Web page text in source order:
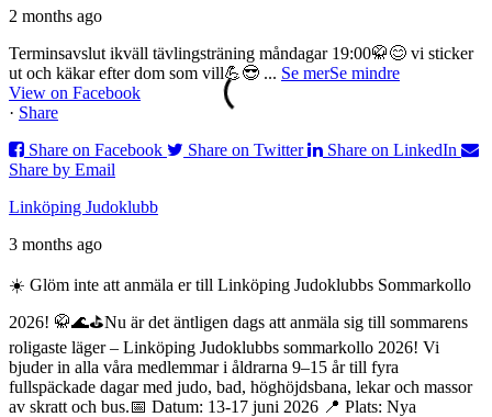
2 months ago
Terminsavslut ikväll tävlingsträning måndagar 19:00🥋😊 vi sticker
ut och käkar efter dom som vill💪😎 ... Se merSe mindre
View on Facebook
· Share
Share on Facebook
Share on Twitter
Share on LinkedIn
Share by Email
Linköping Judoklubb
3 months ago
☀️ Glöm inte att anmäla er till Linköping Judoklubbs Sommarkollo
2026! 🥋🌊⛳️Nu är det äntligen dags att anmäla sig till sommarens
roligaste läger – Linköping Judoklubbs sommarkollo 2026! Vi
bjuder in alla våra medlemmar i åldrarna 9–15 år till fyra
fullspäckade dagar med judo, bad, höghöjdsbana, lekar och massor
av skratt och bus.📅 Datum: 13-17 juni 2026 📍 Plats: Nya